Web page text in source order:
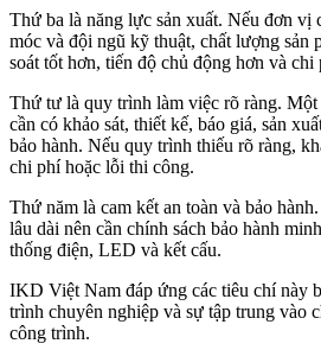
Thứ ba là năng lực sản xuất. Nếu đơn vị
móc và đội ngũ kỹ thuật, chất lượng sản
soát tốt hơn, tiến độ chủ động hơn và
Thứ tư là quy trình làm việc rõ ràng. Một
cần có khảo sát, thiết kế, báo giá, sản
bảo hành. Nếu quy trình thiếu rõ ràng,
chi phí hoặc lỗi thi công.
Thứ năm là cam kết an toàn và bảo
lâu dài nên cần chính sách bảo hành
thống điện, LED và kết cấu.
IKD Việt Nam đáp ứng các tiêu chí này
trình chuyên nghiệp và sự tập trung vào
công trình.